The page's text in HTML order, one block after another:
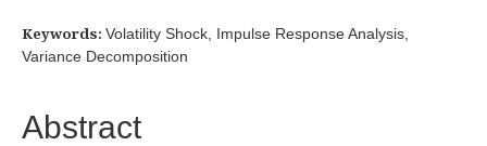
Keywords: Volatility Shock, Impulse Response Analysis,
Variance Decomposition
Abstract